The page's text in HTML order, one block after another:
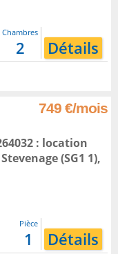
Chambres
2 Détails
749 €/mois
: location
Stevenage(SG1 1),
Pièce
1 Détails